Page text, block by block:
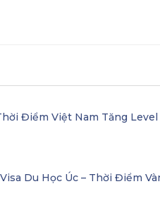
Điểm Việt Nam Tăng Level
Du Học Úc – Thời Điểm